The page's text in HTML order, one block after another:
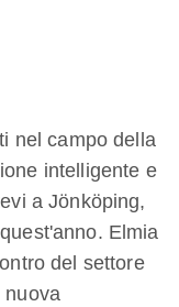
nel campo della
intelligente e
a Jönköping,
Elmia
del settore
nuova